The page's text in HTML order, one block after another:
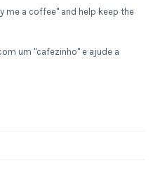
me a coffee" and help keep the
um "cafezinho" e ajude a